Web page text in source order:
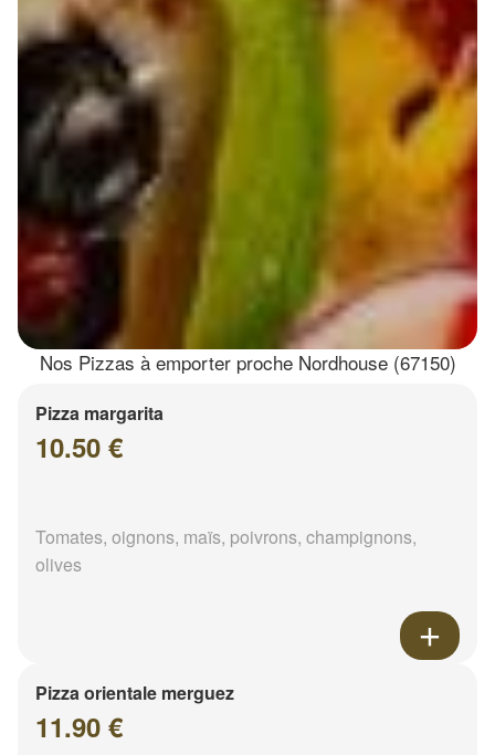
Nos Pizzas à emporter proche Nordhouse (67150)
Pizza margarita
10.50 €
Tomates, oignons, maïs, poivrons, champignons,
olives
Pizza orientale merguez
11.90 €